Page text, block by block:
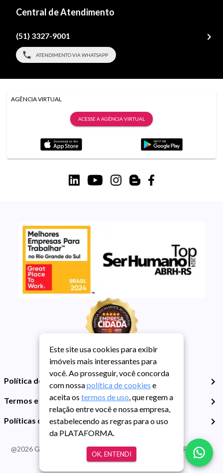
Central de Atendimento
(51) 3327-9001
ATENDIMENTO VIA WHATSAPP
AGÊNCIA VIRTUAL
ACESSE A AGÊNCIA VIRTUAL
Política de Privacidade
Termos e Condições de Uso
Políticas de Cookies
@2026Guarida Imóvel. Todos os direitos reservados. CRECI RS -
413J | CNPJ Guarida: 89.398.606/0001-30
Este site usa cookies para exibir
imóveis mais interessantes para
você. Ao prosseguir, você concorda
com nossapolítica de cookies e
aceita os termos de uso, que regem a
relação entre você e nossa empresa,
estabelecendo as regras para o uso
da PLATAFORMA.
OK, ENTENDI